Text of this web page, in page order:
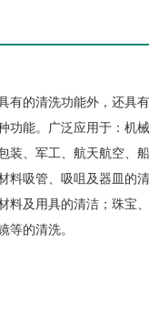
有的清洗功能外，还具
功能。广泛应用于：机
装、军工、航天航空、
料吸管、吸咀及器皿的
料及用具的清洁；珠宝
等的清洗。